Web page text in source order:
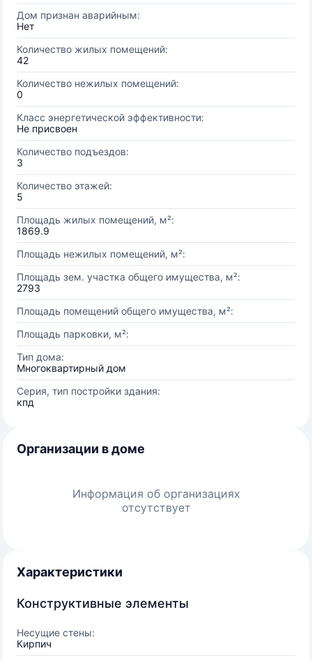
Дом признан аварийным:
Нет
Количество жилых помещений:
42
Количество нежилых помещений:
0
Класс энергетической эффективности:
Не присвоен
Количество подъездов:
3
Количество этажей:
5
Площадь жилых помещений, м²:
1869.9
Площадь нежилых помещений, м²:
Площадь зем. участка общего имущества, м²:
2793
Площадь помещений общего имущества, м²:
Площадь парковки, м²:
Тип дома:
Многоквартирный дом
Серия, тип постройки здания:
кпд
Организации в доме
Информация об организациях
отсутствует
Характеристики
Конструктивные элементы
Несущие стены:
Кирпич